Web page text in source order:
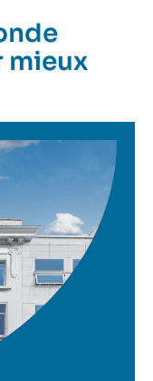
mieux